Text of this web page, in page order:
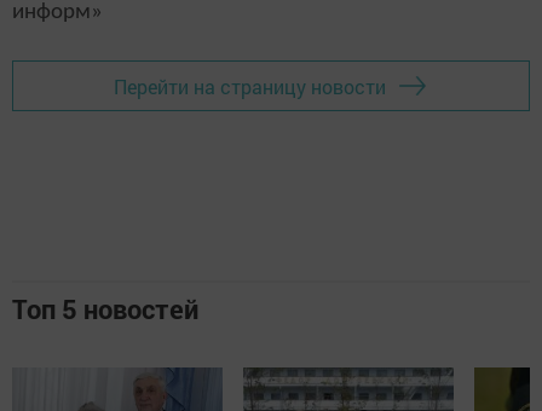
информ»
Перейти на страницу новости
Топ 5 новостей